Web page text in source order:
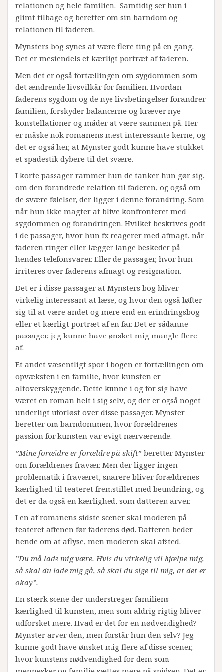
relationen og hele familien. Samtidig ser hun i
glimt tilbage og beretter om sin barndom og
relationen til faderen.
Mynsters bog synes at være flere ting på en gang.
Det er mestendels et kærligt portræt af faderen.
Men det er også fortællingen om sygdommen som
det ændrende livsvilkår for familien. Hvordan
faderens sygdom og de nye livsbetingelser forandrer
familien, forskyder balancerne og kræver nye
konstellationer og måder at være sammen på. Her
er måske nok romanens mest interessante kerne, og
det er også her, at Mynster godt kunne have stukket
et spadestik dybere til det svære.
I korte passager rammer hun de tanker hun gør sig,
om den forandrede relation til faderen, og også om
de svære følelser, der ligger i denne forandring. Som
når hun ikke magter at blive konfronteret med
sygdommen og forandringen. Hvilket beskrives godt
i de passager, hvor hun fx reagerer med afmagt, når
faderen ringer eller lægger lange beskeder på
hendes telefonsvarer. Eller de passager, hvor hun
irriteres over faderens afmagt og resignation.
Det er i disse passager at Mynsters bog bliver
virkelig interessant at læse, og hvor den også løfter
sig til at være andet og mere end en erindringsbog
eller et kærligt portræt af en far. Det er sådanne
passager, jeg kunne have ønsket mig mangle flere
af.
Et andet væsentligt spor i bogen er fortællingen om
opvæksten i en familie, hvor kunsten er
altoverskyggende. Dette kunne i og for sig have
været en roman helt i sig selv, og der er også noget
underligt uforløst over disse passager. Mynster
beretter om barndommen, hvor forældrenes
passion for kunsten var evigt nærværende.
”Mine forældre er forældre på skift” beretter Mynster
om forældrenes fravær. Men der ligger ingen
problematik i fraværet, snarere bliver forældrenes
kærlighed til teateret fremstillet med beundring, og
det er da også en kærlighed, som datteren arver.
I en af romanens sidste scener skal moderen på
teateret aftenen før faderens død. Datteren beder
hende om at aflyse, men moderen skal afsted.
”Du må lade mig være. Hvis du virkelig vil hjælpe mig,
så skal du lade mig gå, så skal du sige til mig, at det er
okay”.
En stærk scene der understreger familiens
kærlighed til kunsten, men som aldrig rigtig bliver
udforsket mere. Hvad er det for en nødvendighed?
Mynster arver den, men forstår hun den selv? Jeg
kunne godt have ønsket mig flere af disse scener,
hvor kunstens nødvendighed for dem som